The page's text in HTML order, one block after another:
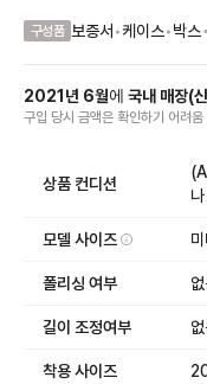
구성품 보증서 •케이스•박스•
2021 년 6월에 국내 매장(
구입 당시 금액은 확인하기 어려움
상품 컨디션
모델 사이즈
폴리싱 여부
길이 조정여부
착용 사이즈